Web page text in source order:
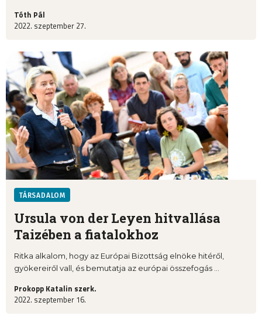
Tóth Pál
2022. szeptember 27.
TÁRSADALOM
Ursula von der Leyen hitvallása
Taizében a fiatalokhoz
Ritka alkalom, hogy az Európai Bizottság elnöke hitéről,
gyökereiről vall, és bemutatja az európai összefogás ...
Prokopp Katalin szerk.
2022. szeptember 16.